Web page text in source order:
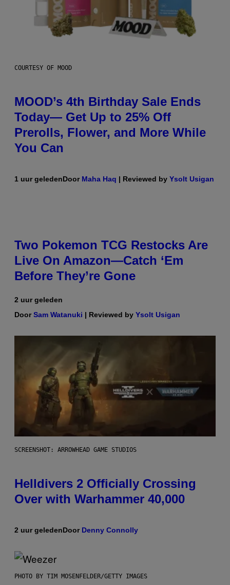
COURTESY OF MOOD
MOOD’s 4th Birthday Sale Ends
Today— Get Up to 25% Off
Prerolls, Flower, and More While
You Can
1 uur geledenDoor Maha Haq | Reviewed by Ysolt Usigan
Two Pokemon TCG Restocks Are
Live On Amazon—Catch ‘Em
Before They’re Gone
2 uur geleden
DoorSam Watanuki | Reviewed by Ysolt Usigan
SCREENSHOT: ARROWHEAD GAME STUDIOS
Helldivers 2 Officially Crossing
Over with Warhammer 40,000
2 uur geledenDoor Denny Connolly
PHOTO BY TIM MOSENFELDER/GETTY IMAGES